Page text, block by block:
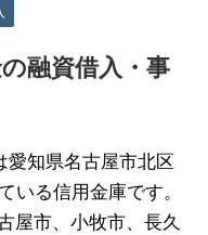
融資借入・事
知県名古屋市北区
いる信用金庫です。
屋市、小牧市、長久